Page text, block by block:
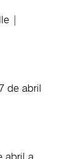
|
de abril
abril a